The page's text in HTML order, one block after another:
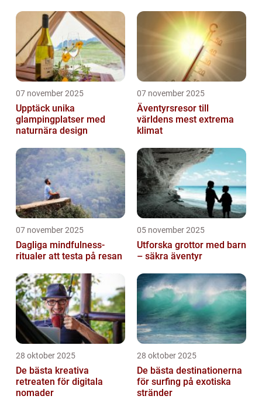
07 november 2025
Upptäck unika
glampingplatser med
naturnära design
07 november 2025
Äventyrsresor till
världens mest extrema
klimat
07 november 2025
Dagliga mindfulness-
ritualer att testa på resan
05 november 2025
Utforska grottor med barn
– säkra äventyr
28 oktober 2025
De bästa kreativa
retreaten för digitala
nomader
28 oktober 2025
De bästa destinationerna
för surfing på exotiska
stränder